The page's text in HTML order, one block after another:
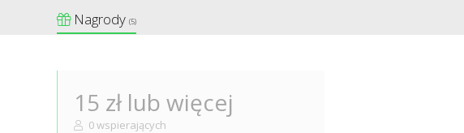
Nagrody (5)
15 zł lub więcej
0 wspierających